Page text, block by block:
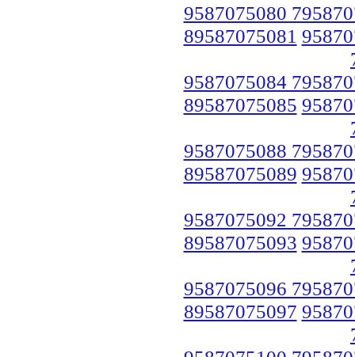
9587075080
89587075081
9587075084
89587075085
9587075088
89587075089
9587075092
89587075093
9587075096
89587075097